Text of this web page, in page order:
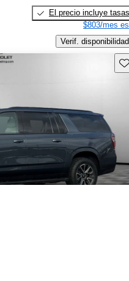
El precio incluye tasas
$803/mes
Verif. disponibilidad